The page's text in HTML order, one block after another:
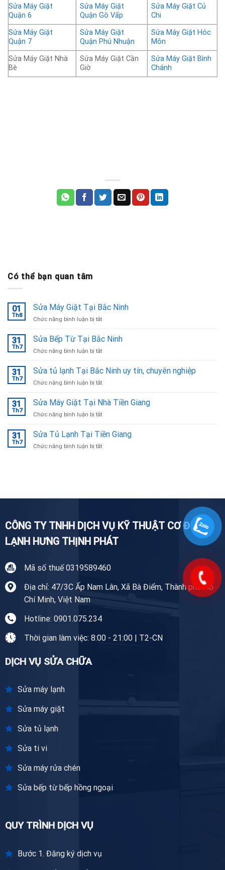
Sửa Máy Giặt
Quận 6
Sửa Máy Giặt
Quận Gò Vấp
Sửa Máy Giặt Củ
Chi
Sửa Máy Giặt
Quận 7
Sửa Máy Giặt
Quận Phú Nhuận
Sửa Máy Giặt Hóc
Môn
Sửa Máy Giặt Nhà
Bè
Sửa Máy Giặt Cần
Giờ
Sửa Máy Giặt Bình
Chánh
Có thể bạn quan tâm
01
Th8
Sửa Máy Giặt Tại Bắc Ninh
Chức năng bình luận bị tắtở
Máy
Tại
Ninh
31
Th7
Sửa Bếp Từ Tại Bắc Ninh
Chức năng bình luận bị tắtở
Bếp
Tại
Ninh
31
Th7
Sửa tủ lạnh Tại Bắc Ninh uy tín, chuyên nghiệp
Chức năng bình luận bị tắtở
tủ
Tại
Ninh
31
Th7
Sửa Máy Giặt Tại Nhà Tiền Giang
Chức năng bình luận bị tắtở
Máy
Tại
31
Th7
Sửa Tủ Lạnh Tại Tiền Giang
Chức năng bình luận bị tắtở
Giang
CÔNG TY TNHH DỊCH VỤ KỸ THUẬT CƠ ĐIỆN
LẠNH HƯNG THỊNH PHÁT
Mã số thuế 0319589460
Địa chỉ: 47/3C Ấp Nam Lân, Xã Bà Điểm, Thành phố Hồ
Chí Minh, Việt Nam
Hotline: 0901.075.234
Thời gian làm việc: 8:00 - 21:00 | T2-CN
DỊCH VỤ SỬA CHỮA
Sửa máy lạnh
Sửa máy giặt
Sửa tủ lạnh
Sửa ti vi
Sửa máy rửa chén
Sửa bếp từ bếp hồng ngoại
QUY TRÌNH DỊCH VỤ
Bước 1. Đăng ký dịch vụ